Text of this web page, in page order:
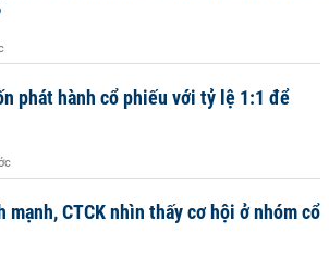
phát hành cổ phiếu với tỷ lệ 1:1 để
CTCK nhìn thấy cơ hội ở nhóm cổ